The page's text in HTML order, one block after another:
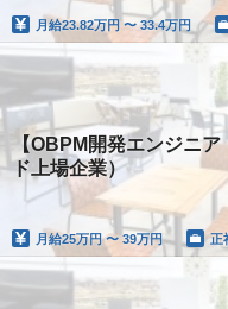
月給23.82万円 〜 33.4万円
【OBPM開発エンジニ
ド上場企業）
月給25万円 〜 39万円 正